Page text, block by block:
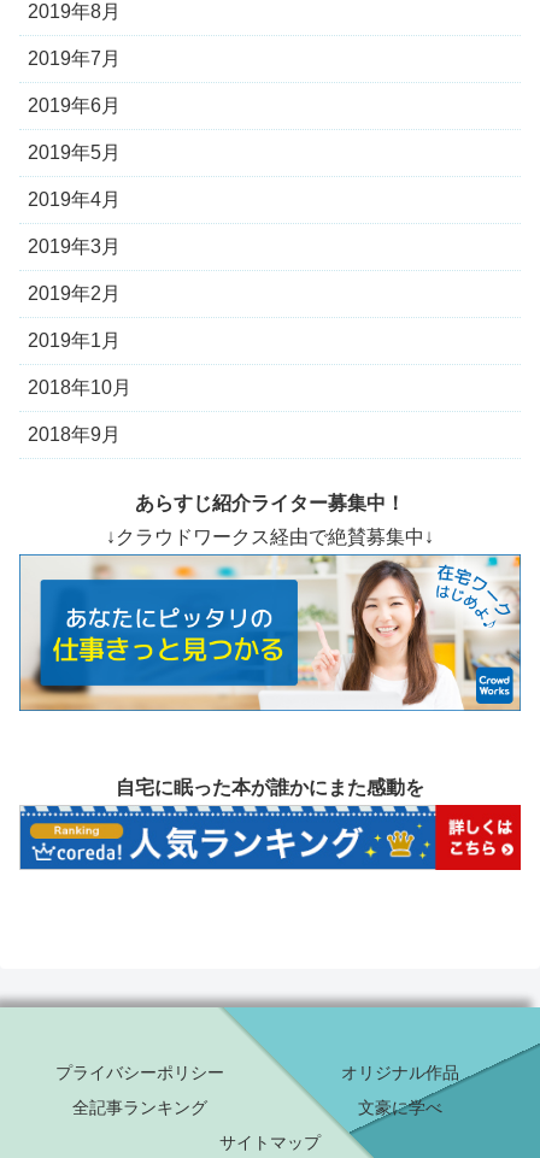
2019年8月
2019年7月
2019年6月
2019年5月
2019年4月
2019年3月
2019年2月
2019年1月
2018年10月
2018年9月
あらすじ紹介ライター募集中！
↓クラウドワークス経由で絶賛募集中↓
自宅に眠った本が誰かにまた感動を
プライバシーポリシー
オリジナル作品
全記事ランキング
文豪に学べ
サイトマップ